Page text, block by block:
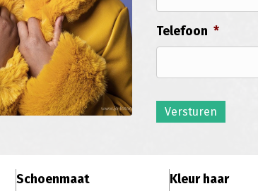
Telefoon *
Versturen
Schoenmaat
Kleur haar